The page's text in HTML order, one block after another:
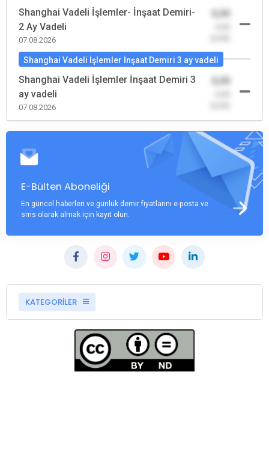
Shanghai Vadeli İşlemler- İnşaat Demiri-
2 Ay Vadeli
07.08.2026
0,00
Shanghai Vadeli İşlemler İnşaat Demiri 3 ay vadeli
Shanghai Vadeli İşlemler İnşaat Demiri 3
ay vadeli
07.08.2026
0,00
E-Bülten Aboneliği
En güncel haberleri ve günlük demir fiyatlarını e-posta ve
sms olarak almak için kayıt olun.
KATEGORİLER